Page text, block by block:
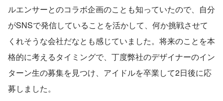
ルエンサーとのコラボ企画のことも知っていたので、自分
がSNSで発信していることを活かして、何か挑戦させて
くれそうな会社だなとも感じていました。将来のことを本
格的に考えるタイミングで、丁度弊社のデザイナーのイン
ターン生の募集を見つけ、アイドルを卒業して2日後に応
募しました。